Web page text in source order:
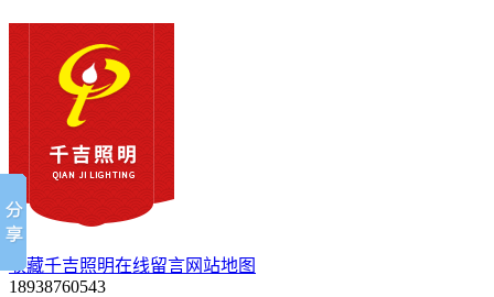
收藏千吉照明在线留言网站地图
18938760543